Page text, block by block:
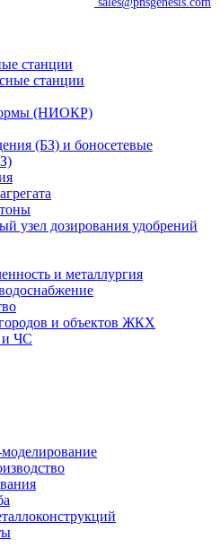
станции
станции
(НИОКР)
(БЗ) и боносетевые
узел дозирования удобрений
и металлургия
и объектов ЖКХ
и ЧС